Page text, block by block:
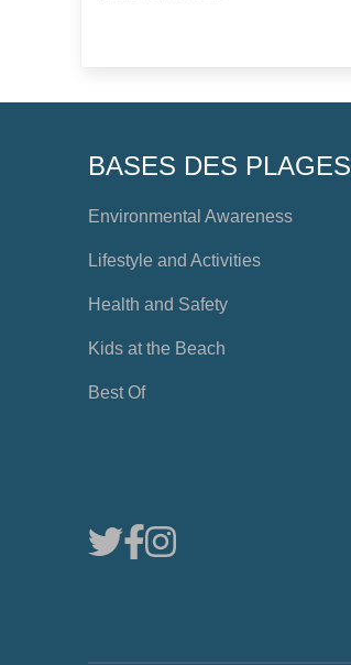
BASES DES PLAGES
Environmental Awareness
Lifestyle and Activities
Health and Safety
Kids at the Beach
Best Of